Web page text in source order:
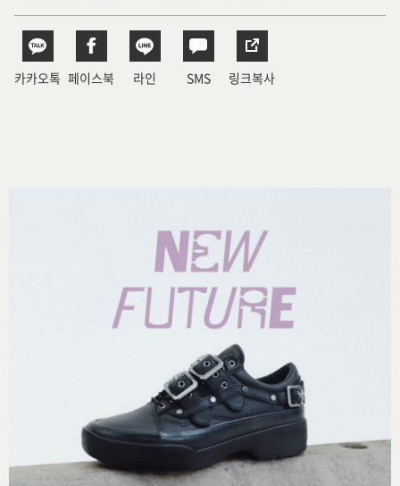
카카오톡 페이스북 라인 SMS 링크복사